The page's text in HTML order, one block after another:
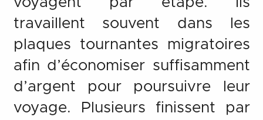
travaillent souvent dans les
plaques tournantes migratoires
afin d’économiser suffisamment
d’argent pour poursuivre leur
voyage. Plusieurs finissent par